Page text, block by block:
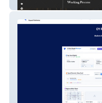
Han-t